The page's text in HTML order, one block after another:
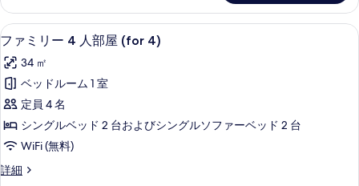
ー
ム
(1
様
利
の
詳
細
フ
ァ
ミ
リ
ー
4
人
部
ファミリー 4 人部屋 (for 4) | 部屋から
1
ファミリー 4 人部屋 (for 4)
34 ㎡
ベッドルーム 1 室
定員 4 名
シングルベッド 2 台およびシングルソファーベッド 2 台
WiFi (無料)
詳細
フ